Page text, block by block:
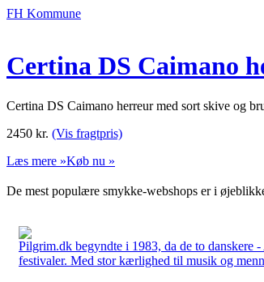
FH Kommune
Certina DS Caimano
Certina DS Caimano herreur med sort skive og
2450 kr. (Vis fragtpris)
Læs mere »Køb nu »
De mest populære smykke-webshops er i
Pilgrim.dk begyndte i 1983, da de to danskere
festivaler. Med stor kærlighed til musik og